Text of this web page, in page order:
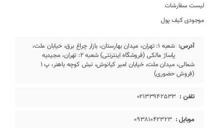
لیست سفارشات
موجودی کیف پول
آدرس:
شعبه 1: تهران، میدان بهارستان، بازار چراغ برق، خیابان ملت،
پاساژ مالکی (فروشگاه اینترنتی) شعبه 2: تهران، مجیدیه
شمالی، میدان ملت، خیابان امیر کیانوش، نبش کوچه باهنر، پ 1
(فروش حضوری)
تلفن : 02133942533
موبایل : 09381042323